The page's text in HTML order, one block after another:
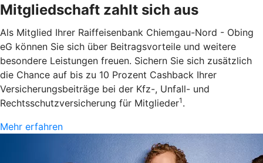
Mitgliedschaft zahlt sich aus
Als Mitglied Ihrer Raiffeisenbank Chiemgau-Nord - Obing
eG können Sie sich über Beitragsvorteile und weitere
besondere Leistungen freuen. Sichern Sie sich zusätzlich
die Chance auf bis zu 10 Prozent Cashback Ihrer
Versicherungsbeiträge bei der Kfz-, Unfall- und
Rechtsschutzversicherung für Mitglieder1 .
Mehr erfahren